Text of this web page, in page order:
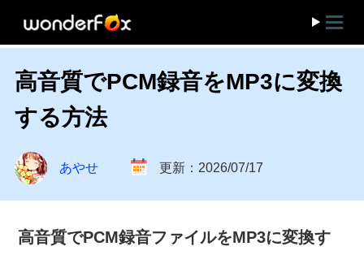
高音質でPCM録音をMP3に変換
する方法
あやせ 更新：2026/07/17
高音質でPCM録音ファイルをMP3に変換す